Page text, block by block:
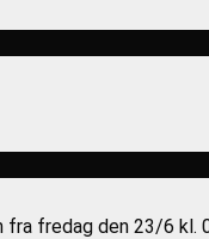
fredag den 23/6 kl.